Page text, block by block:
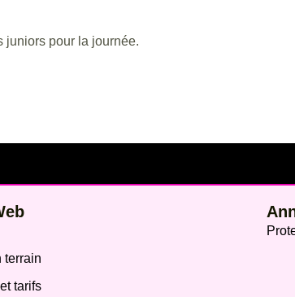
juniors pour la journée.
terrain
tarifs